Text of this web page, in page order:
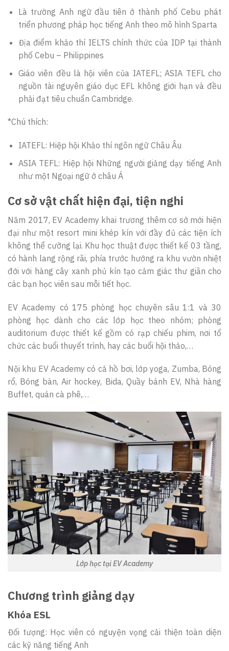
Là trường Anh ngữ đầu tiên ở thành phố Cebu phát
triển phương pháp học tiếng Anh theo mô hình Sparta
Địa điểm khảo thí IELTS chính thức của IDP tại thành
phố Cebu – Philippines
Giáo viên đều là hội viên của IATEFL; ASIA TEFL cho
nguồn tài nguyên giáo dục EFL không giới hạn và đều
phải đạt tiêu chuẩn Cambridge.
*Chú thích:
IATEFL: Hiệp hội Khảo thí ngôn ngữ Châu Âu
ASIA TEFL: Hiệp hội Những người giảng dạy tiếng Anh
như một Ngoại ngữ ở châu Á
Cơ sở vật chất hiện đại, tiện nghi
Năm 2017, EV Academy khai trương thêm cơ sở mới hiện
đại như một resort mini khép kín với đầy đủ các tiện ích
không thể cưỡng lại. Khu học thuật được thiết kế 03 tầng,
có hành lang rộng rãi, phía trước hướng ra khu vườn nhiệt
đới với hàng cây xanh phủ kín tạo cảm giác thư giãn cho
các bạn học viên sau mỗi tiết học.
EV Academy có 175 phòng học chuyên sâu 1:1 và 30
phòng học dành cho các lớp học theo nhóm; phòng
auditorium được thiết kế gồm có rạp chiếu phim, nơi tổ
chức các buổi thuyết trình, hay các buổi hội thảo,…
Nội khu EV Academy có cả hồ bơi, lớp yoga, Zumba, Bóng
rổ, Bóng bàn, Air hockey, Bida, Quầy bánh EV, Nhà hàng
Buffet, quán cà phê,…
Lớp học tại EV Academy
Chương trình giảng dạy
Khóa ESL
Đối tượng: Học viên có nguyện vọng cải thiện toàn diện
các kỹ năng tiếng Anh